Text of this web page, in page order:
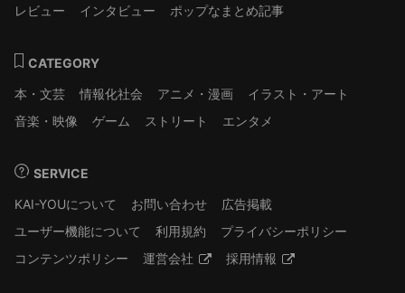
レビュー
インタビュー ポップなまとめ記事
CATEGORY
本・文芸
情報化社会 アニメ・漫画
イラスト・アート
音楽・映像
ゲーム ストリート エンタメ
SERVICE
KAI-YOUについて
お問い合わせ
広告掲載
ユーザー機能について
利用規約
プライバシーポリシー
コンテンツポリシー
運営会社 採用情報